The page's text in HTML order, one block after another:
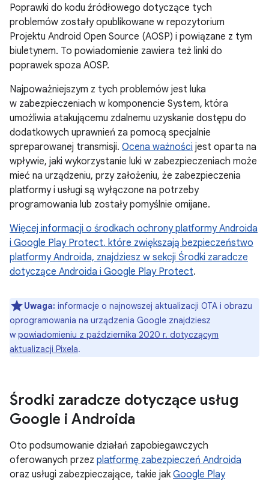
Poprawki do kodu źródłowego dotyczące tych
problemów zostały opublikowane w repozytorium
Projektu Android Open Source (AOSP) i powiązane z tym
biuletynem. To powiadomienie zawiera też linki do
poprawek spoza AOSP.
Najpoważniejszym z tych problemów jest luka
w zabezpieczeniach w komponencie System, która
umożliwia atakującemu zdalnemu uzyskanie dostępu do
dodatkowych uprawnień za pomocą specjalnie
spreparowanej transmisji. Ocena ważności jest oparta na
wpływie, jaki wykorzystanie luki w zabezpieczeniach może
mieć na urządzeniu, przy założeniu, że zabezpieczenia
platformy i usługi są wyłączone na potrzeby
programowania lub zostały pomyślnie omijane.
Więcej informacji o środkach ochrony platformy Androida
i Google Play Protect, które zwiększają bezpieczeństwo
platformy Androida, znajdziesz w sekcji Środki zaradcze
dotyczące Androida i Google Play Protect.
Uwaga: informacje o najnowszej aktualizacji OTA i obrazu
oprogramowania na urządzenia Google znajdziesz
w powiadomieniu z października 2020 r. dotyczącym
aktualizacji Pixela.
Środki zaradcze dotyczące usług
Google i Androida
Oto podsumowanie działań zapobiegawczych
oferowanych przez platformę zabezpieczeń Androida
oraz usługi zabezpieczające, takie jak Google Play